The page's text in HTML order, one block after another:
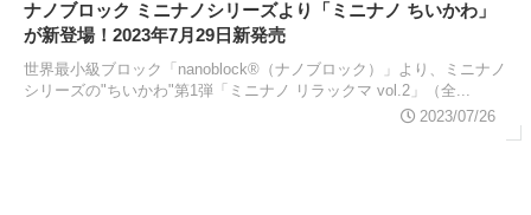
ナノブロック ミニナノシリーズより「ミニナノ ちいかわ」
が新登場！2023年7月29日新発売
世界最小級ブロック「nanoblock®（ナノブロック）」より、ミニナノ
シリーズの"ちいかわ"第1弾「ミニナノ リラックマ vol.2」（全...
2023/07/26